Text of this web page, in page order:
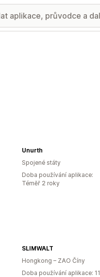
Unurth
Spojené státy
Doba používání aplikace:
Téměř 2 roky
SLIMWALT
Hongkong – ZAO Číny
Doba používání aplikace: 11